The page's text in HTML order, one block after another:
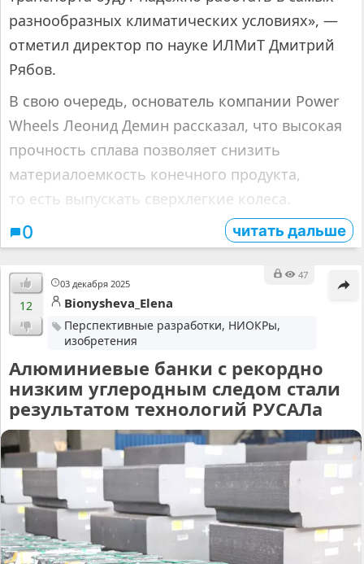
разнообразных климатических условиях», —
отметил директор по науке ИЛМиТ Дмитрий
Рябов.
В свою очередь, основатель компании Power
Wheels Леонид Демин рассказал, что высокая
прочность сплава позволяет снизить
материалоемкость конечного продукта,
то есть выпускать сверхлегкие колеса.
0 читать дальше
03 декабря 2025
47
12 Bionysheva_Elena
Перспективные разработки, НИОКРы,
изобретения
Алюминиевые банки с рекордно
низким углеродным следом стали
результатом технологий РУСАЛа